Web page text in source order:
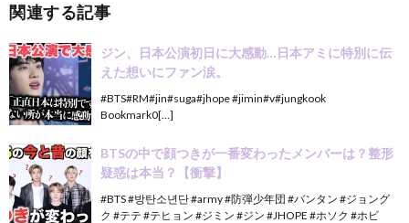
関連する記事
ジン、日本公演初日に大感動…日本アミに特別に伝
えた想いにファン涙。
#BTS#RM#jin#suga#jhope #jimin#v#jungkook
Bookmark0[…]
BTSの中で顔つきが一番変わったメンバーは？整形
疑惑は本当？【衝撃】
#BTS #방탄소년단 #army #防弾少年団 #バンタン #ジョング
ク #テテ #テヒョン #ジミン #ジン #JHOPE #ホソク #ホビ